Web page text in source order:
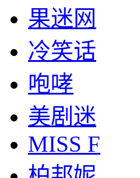
果迷网
冷笑话
咆哮
美剧迷
MISS F